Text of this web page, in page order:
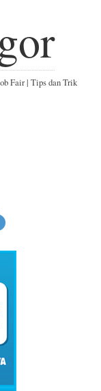
Fair | Tips dan Trik